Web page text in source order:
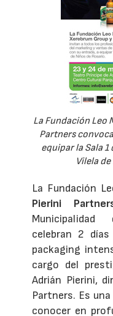
La Fundación Leo
Partners
equipar la Sala
Vilela
La Fundación
Pierini
celebran 2
packaging
cargo del
Adrián Pierini,
Partners. Es
conocer en